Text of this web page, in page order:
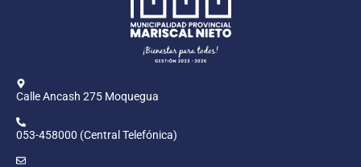
Calle Ancash 275 Moquegua
053-458000 (Central Telefónica)